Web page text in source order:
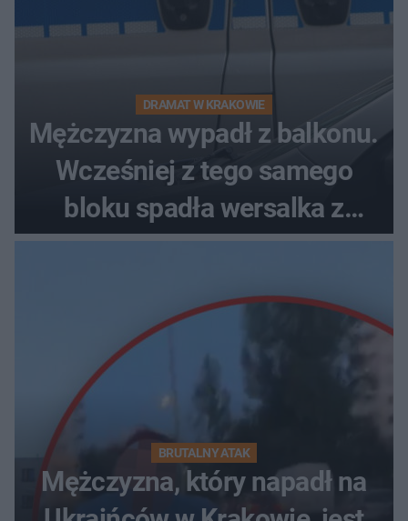
DRAMAT W KRAKOWIE
Mężczyzna wypadł z balkonu.
Wcześniej z tego samego
bloku spadła wersalka z
pościelą
BRUTALNY ATAK
Mężczyzna, który napadł na